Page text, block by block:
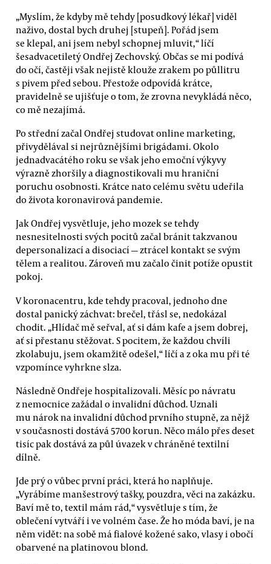
„Myslím, že kdyby mě tehdy [posudkový lékař] viděl
naživo, dostal bych druhej [stupeň]. Pořád jsem
se klepal, ani jsem nebyl schopnej mluvit,“ líčí
šesadvacetiletý Ondřej Zechovský. Občas se mi podívá
do očí, častěji však nejistě klouže zrakem po půllitru
s pivem před sebou. Přestože odpovídá krátce,
pravidelně se ujišťuje o tom, že zrovna nevykládá něco,
co mě nezajímá.
Po střední začal Ondřej studovat online marketing,
přivydělával si nejrůznějšími brigádami. Okolo
jednadvacátého roku se však jeho emoční výkyvy
výrazně zhoršily a diagnostikovali mu hraniční
poruchu osobnosti. Krátce nato celému světu udeřila
do života koronavirová pandemie.
Jak Ondřej vysvětluje, jeho mozek se tehdy
nesnesitelnosti svých pocitů začal bránit takzvanou
depersonalizací a disociací — ztrácel kontakt se svým
tělem a realitou. Zároveň mu začalo činit potíže opustit
pokoj.
V koronacentru, kde tehdy pracoval, jednoho dne
dostal panický záchvat: brečel, třásl se, nedokázal
chodit. „Hlídač mě seřval, ať si dám kafe a jsem dobrej,
ať si přestanu stěžovat. S pocitem, že každou chvíli
zkolabuju, jsem okamžitě odešel,“ líčí a z oka mu při té
vzpomínce vyhrkne slza.
Následně Ondřeje hospitalizovali. Měsíc po návratu
z nemocnice zažádal o invalidní důchod. Uznali
mu nárok na invalidní důchod prvního stupně, za nějž
v současnosti dostává 5700 korun. Něco málo přes deset
tisíc pak dostává za půl úvazek v chráněné textilní
dílně.
Jde prý o vůbec první práci, která ho naplňuje.
„Vyrábíme manšestrový tašky, pouzdra, věci na zakázku.
Baví mě to, textil mám rád,“ vysvětluje s tím, že
oblečení vytváří i ve volném čase. Že ho móda baví, je na
něm vidět: na sobě má fialové kožené sako, vlasy i obočí
obarvené na platinovou blond.